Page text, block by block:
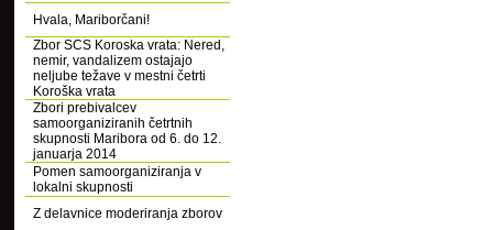
Hvala, Mariborčani!
Zbor SCS Koroska vrata: Nered,
nemir, vandalizem ostajajo
neljube težave v mestni četrti
Koroška vrata
Zbori prebivalcev
samoorganiziranih četrtnih
skupnosti Maribora od 6. do 12.
januarja 2014
Pomen samoorganiziranja v
lokalni skupnosti
Z delavnice moderiranja zborov